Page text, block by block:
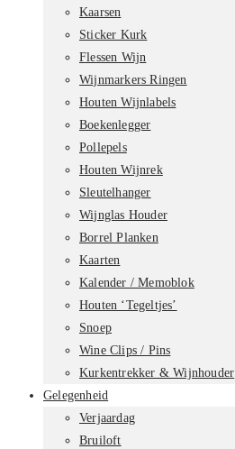
Kaarsen
Sticker Kurk
Flessen Wijn
Wijnmarkers Ringen
Houten Wijnlabels
Boekenlegger
Pollepels
Houten Wijnrek
Sleutelhanger
Wijnglas Houder
Borrel Planken
Kaarten
Kalender / Memoblok
Houten ‘Tegeltjes’
Snoep
Wine Clips / Pins
Kurkentrekker & Wijnhouder
Gelegenheid
Verjaardag
Bruiloft